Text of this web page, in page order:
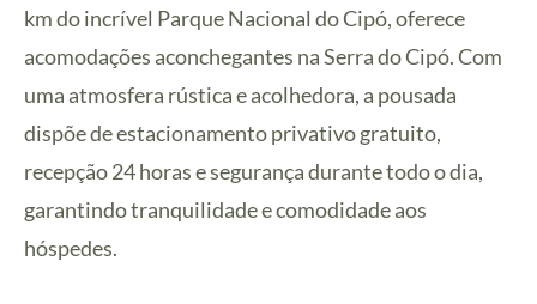
km do incrível Parque Nacional do Cipó, oferece
acomodações aconchegantes na Serra do Cipó. Com
uma atmosfera rústica e acolhedora, a pousada
dispõe de estacionamento privativo gratuito,
recepção 24 horas e segurança durante todo o dia,
garantindo tranquilidade e comodidade aos
hóspedes.